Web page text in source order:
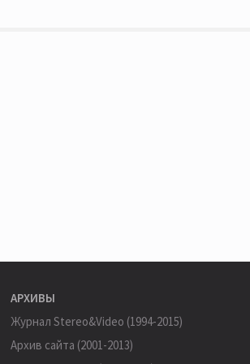
АРХИВЫ
Журнал Stereo&Video (1994-2015)
Архив сайта (2001-2013)